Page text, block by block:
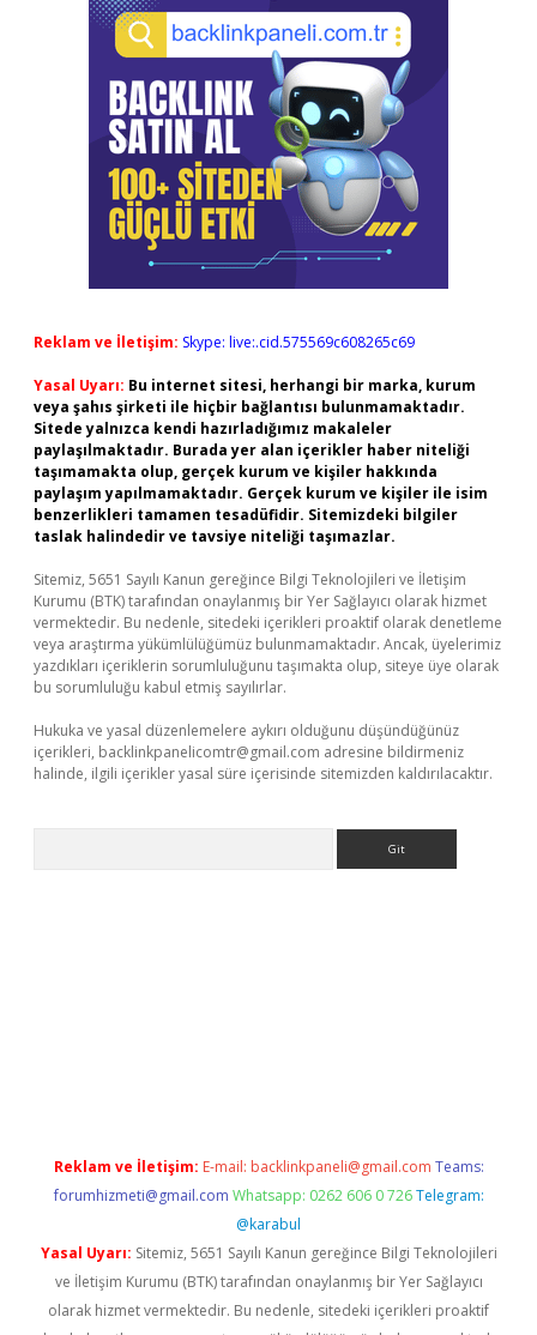
Reklam ve İletişim: Skype: live:.cid.575569c608265c69
Yasal Uyarı: Bu internet sitesi, herhangi bir marka, kurum
veya şahıs şirketi ile hiçbir bağlantısı bulunmamaktadır.
Sitede yalnızca kendi hazırladığımız makaleler
paylaşılmaktadır. Burada yer alan içerikler haber niteliği
taşımamakta olup, gerçek kurum ve kişiler hakkında
paylaşım yapılmamaktadır. Gerçek kurum ve kişiler ile isim
benzerlikleri tamamen tesadüfidir. Sitemizdeki bilgiler
taslak halindedir ve tavsiye niteliği taşımazlar.
Sitemiz, 5651 Sayılı Kanun gereğince Bilgi Teknolojileri ve İletişim
Kurumu (BTK) tarafından onaylanmış bir Yer Sağlayıcı olarak hizmet
vermektedir. Bu nedenle, sitedeki içerikleri proaktif olarak denetleme
veya araştırma yükümlülüğümüz bulunmamaktadır. Ancak, üyelerimiz
yazdıkları içeriklerin sorumluluğunu taşımakta olup, siteye üye olarak
bu sorumluluğu kabul etmiş sayılırlar.
Hukuka ve yasal düzenlemelere aykırı olduğunu düşündüğünüz
içerikleri, backlinkpanelicomtr@gmail.com adresine bildirmeniz
halinde, ilgili içerikler yasal süre içerisinde sitemizden kaldırılacaktır.
Reklam ve İletişim: E-mail: backlinkpaneli@gmail.com Teams:
forumhizmeti@gmail.com Whatsapp: 0262 606 0 726 Telegram:
@karabul
Yasal Uyarı: Sitemiz, 5651 Sayılı Kanun gereğince Bilgi Teknolojileri
ve İletişim Kurumu (BTK) tarafından onaylanmış bir Yer Sağlayıcı
olarak hizmet vermektedir. Bu nedenle, sitedeki içerikleri proaktif